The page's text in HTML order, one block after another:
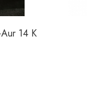
14 K